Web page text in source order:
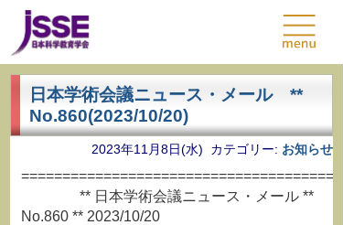
日本学術会議ニュース・メール **
No.860(2023/10/20)
2023年11月8日(水) カテゴリー: お知らせ
** 日本学術会議ニュース・メール **
No.860 ** 2023/10/20